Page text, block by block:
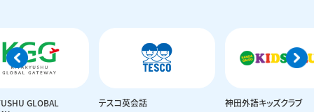
GLOBAL
テスコ英会話 神田外語キッズクラブ